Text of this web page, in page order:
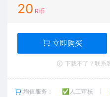
20 R币
立即购买
下载不了？联系
增值服务： ✅人工审核